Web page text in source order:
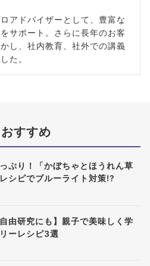
アドバイザーとして、豊富な
サポート。さらに長年のお客
し、社内教育、社外での講義
た。
すすめ
ぷり！「かぼちゃとほうれん草
シピでブルーライト対策!?
自由研究にも】親子で美味しく学
ーレシピ3選